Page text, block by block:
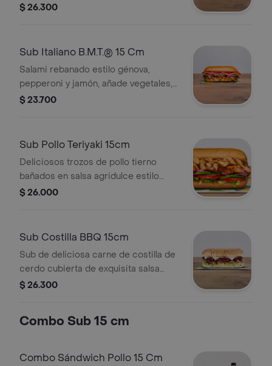
favoritas.
$ 26.300
Sub Italiano B.M.T.® 15 Cm
Salami rebanado estilo génova,
pepperoni y jamón, añade vegetales,
tu queso favorito y salsas.
$ 23.700
Sub Pollo Teriyaki 15cm
Deliciosos trozos de pollo tierno
bañados en salsa agridulce estilo
teriyaki. Pídelo con tus vegetales
$ 26.000
Sub Costilla BBQ 15cm
Sub de deliciosa carne de costilla de
cerdo cubierta de exquisita salsa
BBQ. Disfrútalo con los vegetales y
$ 26.300
Combo Sub 15 cm
Combo Sándwich Pollo 15 Cm